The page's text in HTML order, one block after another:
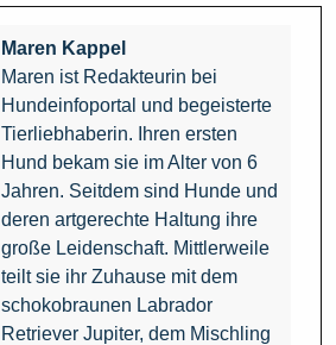
Maren Kappel
Maren ist Redakteurin bei
Hundeinfoportal und begeisterte
Tierliebhaberin. Ihren ersten
Hund bekam sie im Alter von 6
Jahren. Seitdem sind Hunde und
deren artgerechte Haltung ihre
große Leidenschaft. Mittlerweile
teilt sie ihr Zuhause mit dem
schokobraunen Labrador
Retriever Jupiter, dem Mischling